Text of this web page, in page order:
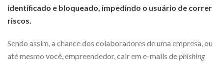
identificado e bloqueado, impedindo o usuário de correr
riscos.
Sendo assim, a chance dos colaboradores de uma empresa, ou
até mesmo você, empreendedor, cair em e-mails de phishing